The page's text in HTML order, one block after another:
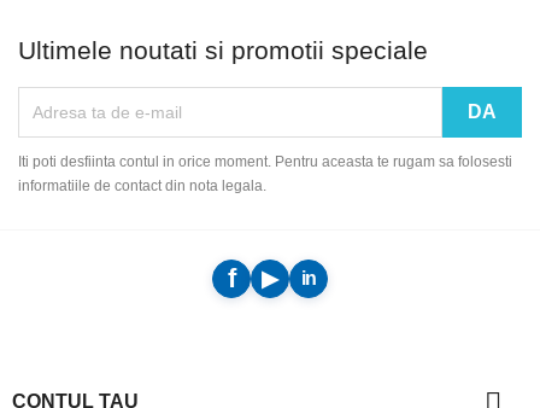
Ultimele noutati si promotii speciale
Iti poti desfiinta contul in orice moment. Pentru aceasta te rugam sa folosesti
informatiile de contact din nota legala.
CONTUL TAU